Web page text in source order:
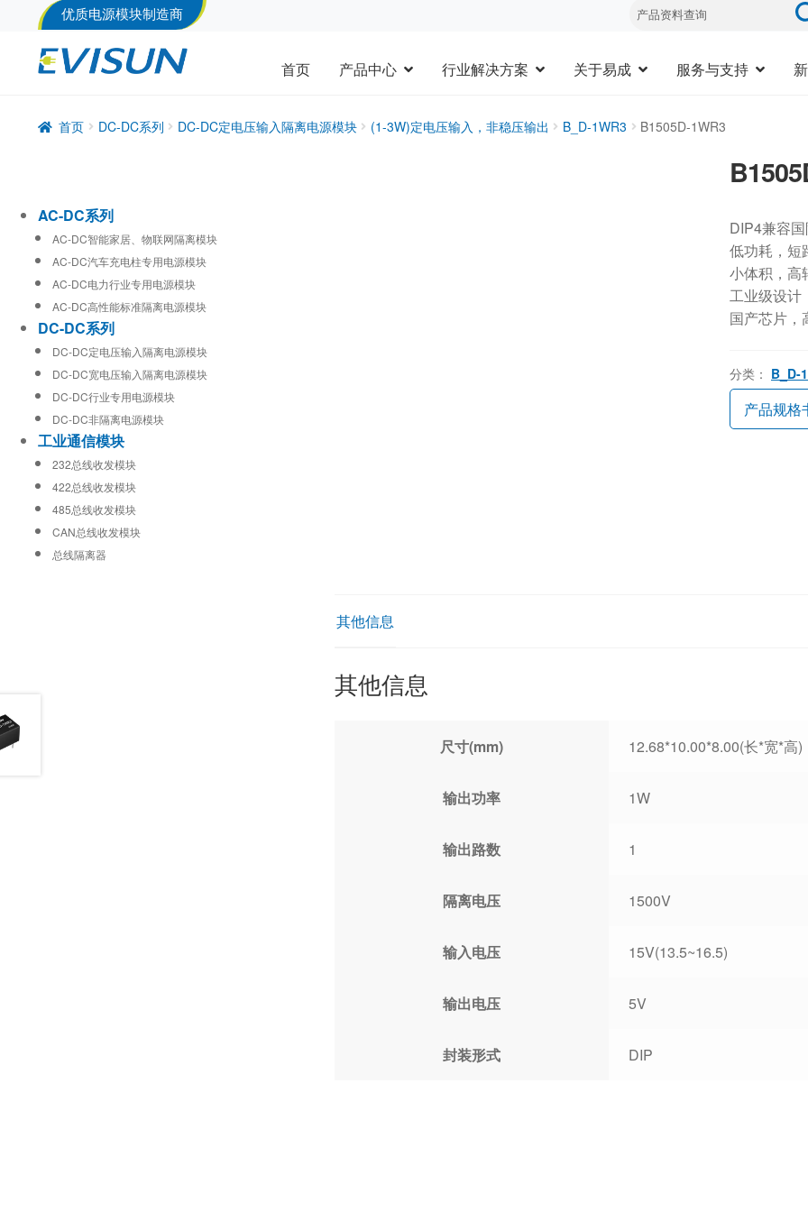
优质电源模块制造商
首页 产品中心 行业解决方案 关于易成 服务与支持
首页 DC-DC系列 DC-DC定电压输入隔离电源模块 (1-3W)定电压输入，非稳压输出 B_D-1WR3 B1505D-1WR3
DIP4兼容
低功耗，短
小体积，高
工业级设计
国产芯片，
分类： B_D-
产品规格
其他信息
其他信息
尺寸(mm) 12.68*10.00*8.00(长*宽*高)
输出功率 1W
输出路数 1
隔离电压 1500V
输入电压 15V(13.5~16.5)
输出电压 5V
封装形式 DIP
AC-DC系列
AC-DC智能家居、物联网隔离模块
AC-DC汽车充电柱专用电源模块
AC-DC电力行业专用电源模块
AC-DC高性能标准隔离电源模块
DC-DC系列
DC-DC定电压输入隔离电源模块
DC-DC宽电压输入隔离电源模块
DC-DC行业专用电源模块
DC-DC非隔离电源模块
工业通信模块
232总线收发模块
422总线收发模块
485总线收发模块
CAN总线收发模块
总线隔离器